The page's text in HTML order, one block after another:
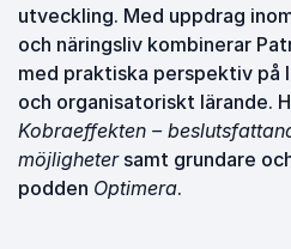
utveckling. Med uppdrag
och näringsliv kombinerar
med praktiska perspektiv på
och organisatoriskt lärande.
Kobraeffekten –
möjlighetersamt grundare
podden Optimera.